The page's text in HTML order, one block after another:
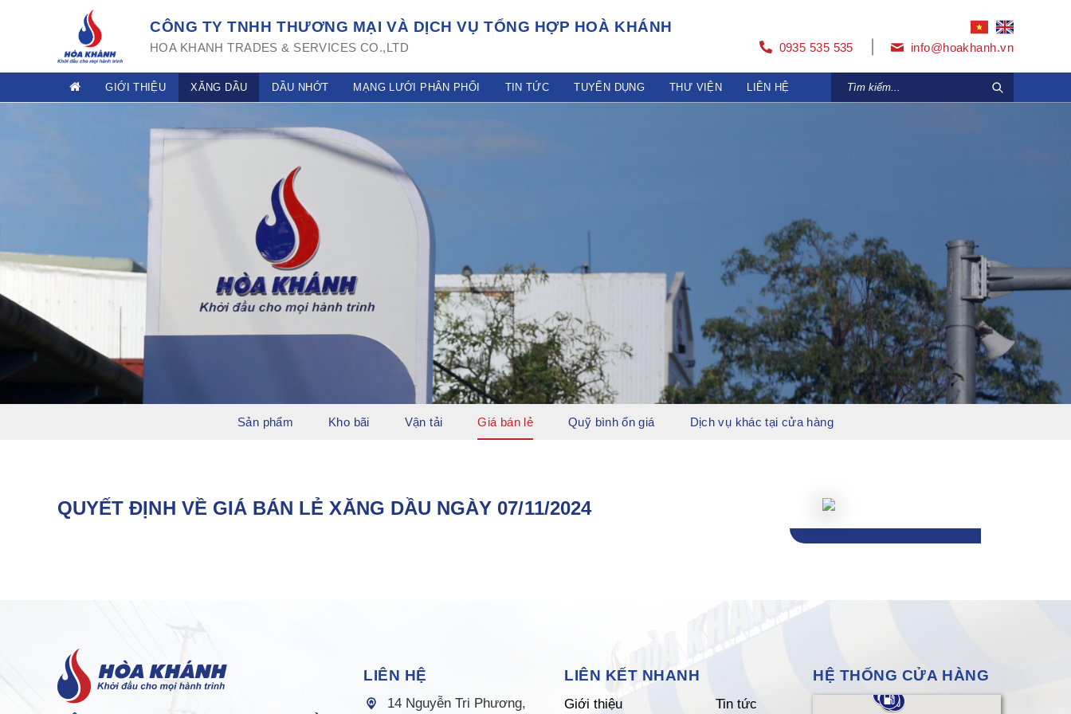
CÔNG TY TNHH THƯƠNG MẠI VÀ DỊCH VỤ TỔNG HỢP HOÀ KHÁNH
HOA KHANH TRADES & SERVICES CO.,LTD 0935 535 535 info@hoakhanh.vn
GIỚI THIỆU XĂNG DẦU DẦU NHỚT MẠNG LƯỚI PHÂN PHỐI TIN TỨC TUYỂN DỤNG THƯ VIỆN LIÊN HỆ
Sản phẩm Kho bãi Vận tải Giá bán lẻ Quỹ bình ổn giá Dịch vụ khác tại cửa hàng
QUYẾT ĐỊNH VỀ GIÁ BÁN LẺ XĂNG DẦU NGÀY 07/11/2024
LIÊN HỆ
14 Nguyễn Tri Phương,
LIÊN KẾT NHANH
Giới thiệu Tin tức
HỆ THỐNG CỬA HÀNG